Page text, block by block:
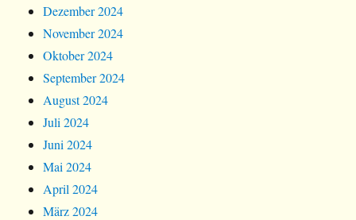
Dezember 2024
November 2024
Oktober 2024
September 2024
August 2024
Juli 2024
Juni 2024
Mai 2024
April 2024
März 2024